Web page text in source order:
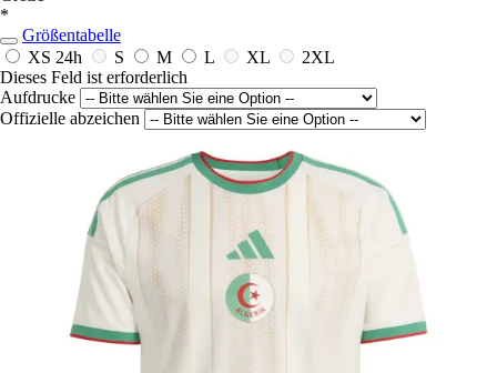
*
Größentabelle
XS 24h S M L XL
2XL
Dieses Feld ist erforderlich
Aufdrucke
Offizielle abzeichen